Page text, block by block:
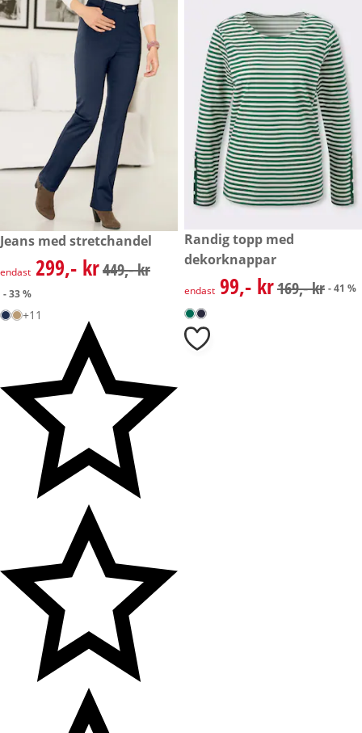
rabatterat pris: 299,- kr, tidigare pris: 449,- kr
- 33 %
Jeans med stretchandel
rabatterat pris: 299,- kr, tidigare pris: 449,- kr
endast 299,- kr449,- kr
- 33 %
+11
rabatterat pris: 99,- kr,
- 41 %
Randig topp med
dekorknappar
rabatterat pris: 99,- kr,
endast 99,- kr169,- kr - 41 %